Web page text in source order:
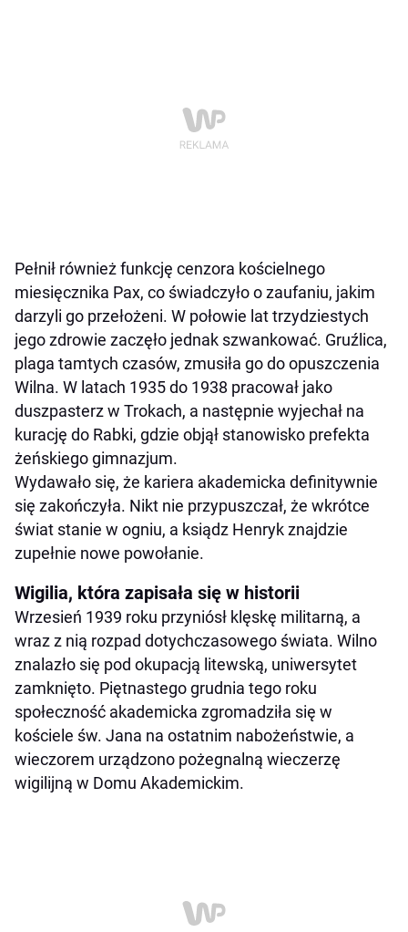
Pełnił również funkcję cenzora kościelnego
miesięcznika Pax, co świadczyło o zaufaniu, jakim
darzyli go przełożeni. W połowie lat trzydziestych
jego zdrowie zaczęło jednak szwankować. Gruźlica,
plaga tamtych czasów, zmusiła go do opuszczenia
Wilna. W latach 1935 do 1938 pracował jako
duszpasterz w Trokach, a następnie wyjechał na
kurację do Rabki, gdzie objął stanowisko prefekta
żeńskiego gimnazjum.
Wydawało się, że kariera akademicka definitywnie
się zakończyła. Nikt nie przypuszczał, że wkrótce
świat stanie w ogniu, a ksiądz Henryk znajdzie
zupełnie nowe powołanie.
Wigilia, która zapisała się w historii
Wrzesień 1939 roku przyniósł klęskę militarną, a
wraz z nią rozpad dotychczasowego świata. Wilno
znalazło się pod okupacją litewską, uniwersytet
zamknięto. Piętnastego grudnia tego roku
społeczność akademicka zgromadziła się w
kościele św. Jana na ostatnim nabożeństwie, a
wieczorem urządzono pożegnalną wieczerzę
wigilijną w Domu Akademickim.